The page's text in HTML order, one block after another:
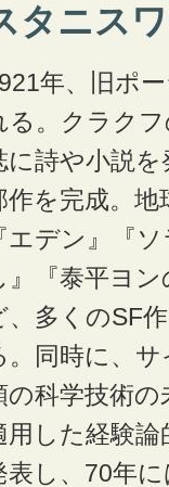
タニス
年、旧ポ
る。クラク
に詩や小説
作を完成。
エデン』『
』『泰平ヨ
、多くのSF
。同時に、
の科学技術
用した経験
表し、70年